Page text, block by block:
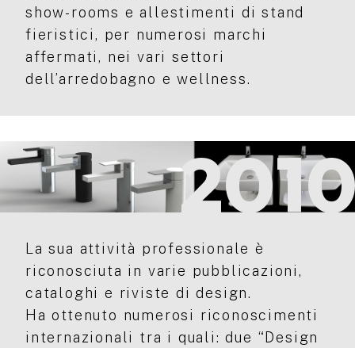
show-rooms e allestimenti di stand
fieristici, per numerosi marchi
affermati, nei vari settori
dell’arredobagno e wellness.
La sua attività professionale è
riconosciuta in varie pubblicazioni,
cataloghi e riviste di design.
Ha ottenuto numerosi riconoscimenti
internazionali tra i quali: due “Design